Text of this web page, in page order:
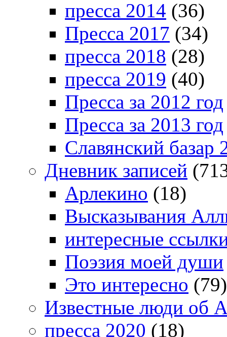
пресса 2014 (36)
Пресса 2017 (34)
пресса 2018 (28)
пресса 2019 (40)
Пресса за 2012 год
Пресса за 2013 год
Славянский базар
Дневник записей
Арлекино (18)
Высказывания
интересные
Поэзия моей души
Это интересно (79)
Известные люди об
пресса 2020 (18)